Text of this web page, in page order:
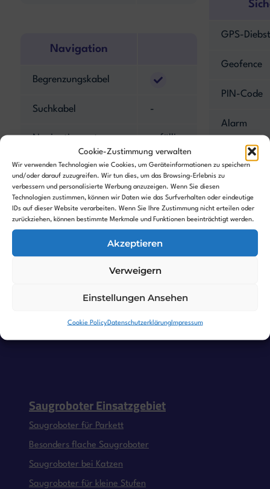
Cookie-Zustimmung verwalten
Wir verwenden Technologien wie Cookies, um Geräteinformationen zu speichern
und/oder darauf zuzugreifen. Wir tun dies, um das Browsing-Erlebnis zu
verbessern und personalisierte Werbung anzuzeigen. Wenn Sie diesen
Technologien zustimmen, können wir Daten wie das Surfverhalten oder eindeutige
IDs auf dieser Website verarbeiten. Wenn Sie Ihre Zustimmung nicht erteilen oder
zurückziehen, können bestimmte Merkmale und Funktionen beeinträchtigt werden.
Akzeptieren
Verweigern
Einstellungen Ansehen
Cookie PolicyDatenschutzerklärungImpressum
Navigation
Begrenzungskabel
Suchkabel -
Navigationsart zufällig
Kantenmodus
Hinderniserkennung
GPS-
Geofence
PIN-Code
Alarm
Hebesensor
Features
Saugroboter Einsatzgebiet
Saugroboter für Parkett
Besonders flache Saugroboter
Saugroboter bei Katzen
Saugroboter für kleine Stufen